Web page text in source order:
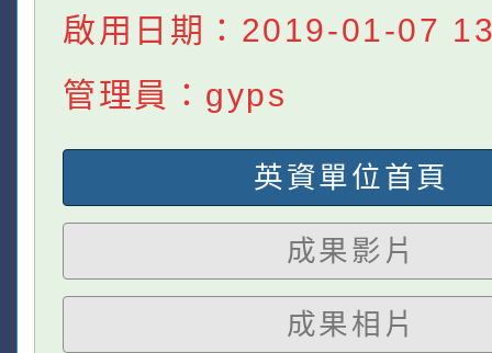
啟用日期：2019-01-07
管理員：gyps
英資單位首頁
成果影片
成果相片